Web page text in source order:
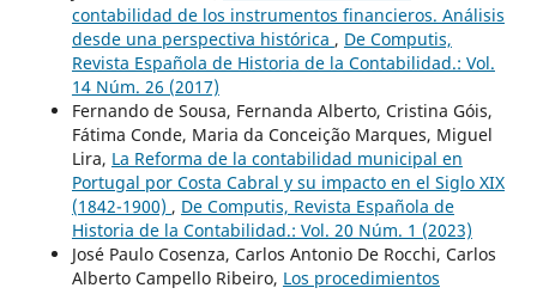
contabilidad de los instrumentos financieros. Análisis
desde una perspectiva histórica , De Computis,
Revista Española de Historia de la Contabilidad.: Vol.
14 Núm. 26 (2017)
Fernando de Sousa, Fernanda Alberto, Cristina Góis,
Fátima Conde, Maria da Conceição Marques, Miguel
Lira, La Reforma de la contabilidad municipal en
Portugal por Costa Cabral y su impacto en el Siglo XIX
(1842-1900) , De Computis, Revista Española de
Historia de la Contabilidad.: Vol. 20 Núm. 1 (2023)
José Paulo Cosenza, Carlos Antonio De Rocchi, Carlos
Alberto Campello Ribeiro, Los procedimientos